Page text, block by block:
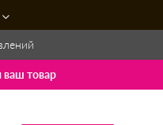
товар